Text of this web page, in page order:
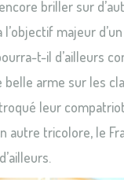
briller sur
l’objectif majeur d’un
t-il d’ailleurs
arme sur les
leur
autre tricolore, le